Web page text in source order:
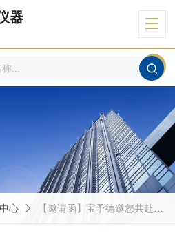
器
心 【邀请函】宝予德邀您共赴2026第27届上海环博会